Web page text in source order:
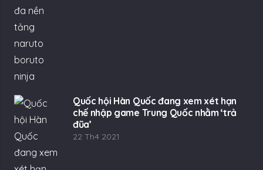
Quốc hội Hàn Quốc đang xem xét hạn
chế nhập game Trung Quốc nhằm ‘trả
đũa’
22 Th4 2021